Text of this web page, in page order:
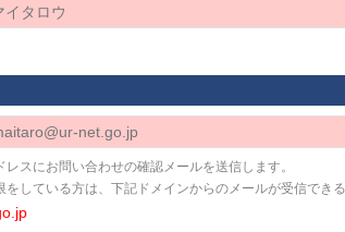
スにお問い合わせの確認メールを送信します。
している方は、下記ドメインからのメールが受信でき